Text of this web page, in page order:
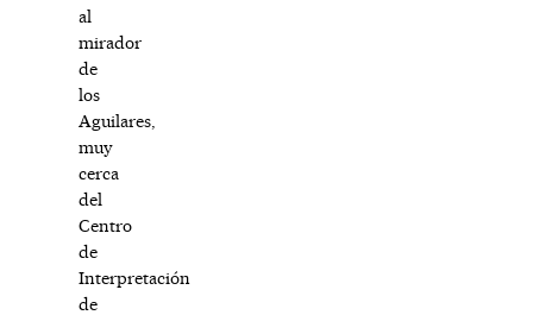
al
mirador
de
los
Aguilares,
muy
cerca
del
Centro
de
Interpretación
de